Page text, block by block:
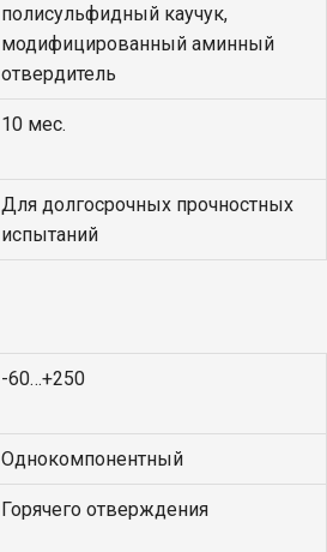
полисульфидный каучук,
модифицированный аминный
отвердитель
10 мес.
Для долгосрочных прочностных
испытаний
-60…+250
Однокомпонентный
Горячего отверждения